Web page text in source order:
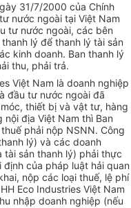
31/7/2000 của Chính
nước ngoài tại Việt Nam
tư nước ngoài, các bên
lý để thanh lý tài sản
kinh doanh. Ban thanh lý
thu, phải trả.
Việt Nam là doanh nghiệp
đầu tư nước ngoài đã
thiết bị và vật tư, hàng
địa Việt Nam thì Ban
phải nộp NSNN. Công
lý) và các doanh
tài sản thanh lý) phải thực
của pháp luật hải quan
nộp các loại thuế, lệ phí
Eco Industries Việt Nam
nhập doanh nghiệp (nếu